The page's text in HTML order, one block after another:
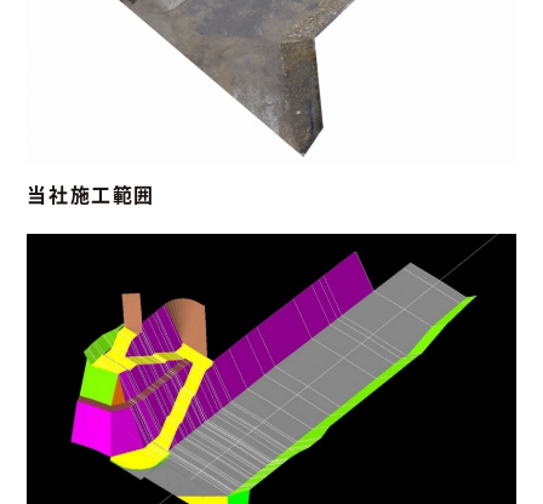
当社施工範囲